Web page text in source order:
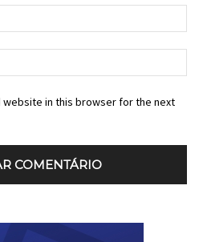
website in this browser for the next